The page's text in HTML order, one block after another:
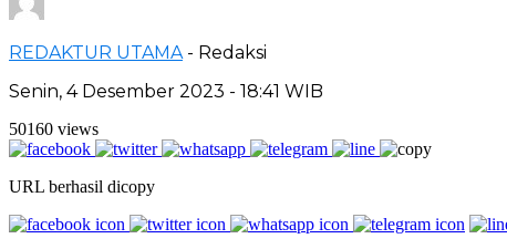
REDAKTUR UTAMA - Redaksi
Senin, 4 Desember 2023 - 18:41 WIB
50160 views
URL berhasil dicopy